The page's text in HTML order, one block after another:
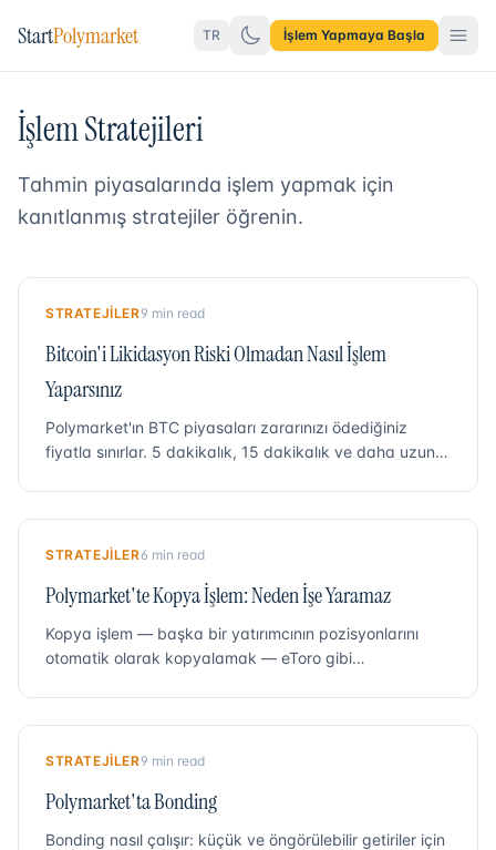
StartPolymarket TR İşlem Yapmaya Başla
İşlem Stratejileri
Tahmin piyasalarında işlem yapmak için
kanıtlanmış stratejiler öğrenin.
STRATEJILER9 min read
Bitcoin'i Likidasyon Riski Olmadan Nasıl İşlem
Yaparsınız
Polymarket'ın BTC piyasaları zararınızı ödediğiniz
fiyatla sınırlar. 5 dakikalık, 15 dakikalık ve daha uzun
STRATEJILER6 min read
Polymarket'te Kopya İşlem: Neden İşe Yaramaz
Kopya işlem — başka bir yatırımcının pozisyonlarını
otomatik olarak kopyalamak — eToro gibi
STRATEJILER9 min read
Polymarket'ta Bonding
Bonding nasıl çalışır: küçük ve öngörülebilir getiriler için